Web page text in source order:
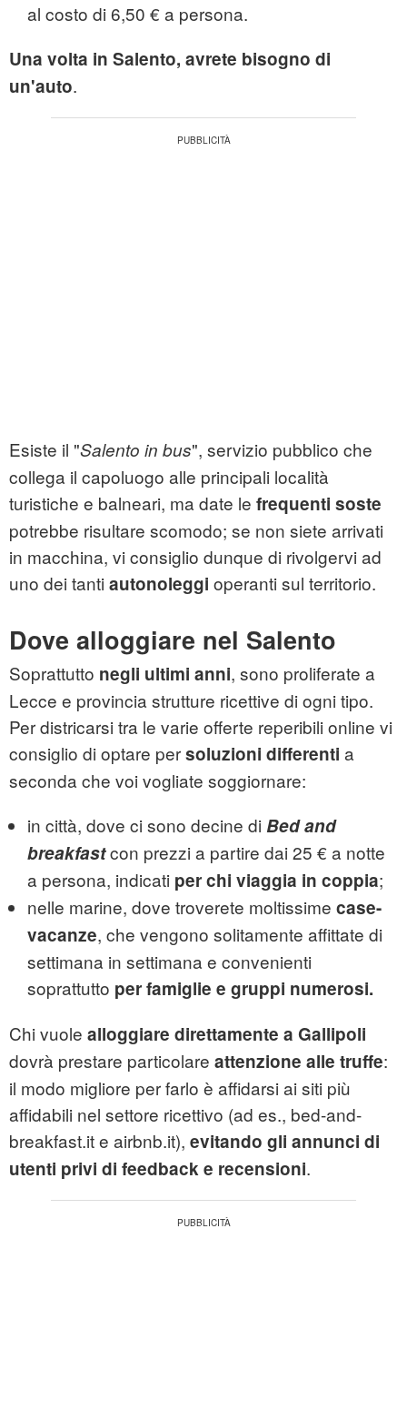
al costo di 6,50 € a persona.
Una volta in Salento, avrete bisogno di
un'auto.
Esiste il "Salento in bus", servizio pubblico che
collega il capoluogo alle principali località
turistiche e balneari, ma date le frequenti soste
potrebbe risultare scomodo; se non siete arrivati
in macchina, vi consiglio dunque di rivolgervi ad
uno dei tanti autonoleggi operanti sul territorio.
Dove alloggiare nel Salento
Soprattutto negli ultimi anni, sono proliferate a
Lecce e provincia strutture ricettive di ogni tipo.
Per districarsi tra le varie offerte reperibili online vi
consiglio di optare persoluzioni differenti a
seconda che voi vogliate soggiornare:
in città, dove ci sono decine di Bed and
breakfastcon prezzi a partire dai 25 € a notte
a persona, indicati per chi viaggia in coppia;
nelle marine, dove troverete moltissime case-
vacanze, che vengono solitamente affittate di
settimana in settimana e convenienti
soprattutto per famiglie e gruppi numerosi.
Chi vuole alloggiare direttamente a Gallipoli
dovrà prestare particolare attenzione alle truffe:
il modo migliore per farlo è affidarsi ai siti più
affidabili nel settore ricettivo (ad es., bed-and-
breakfast.it e airbnb.it), evitando gli annunci di
utenti privi di feedback e recensioni.